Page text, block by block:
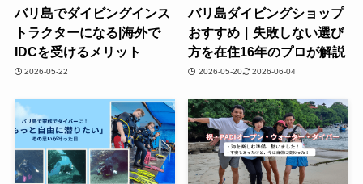
バリ島でダイビングインス
トラクターになる|海外で
IDCを受けるメリット
2026-05-22
バリ島ダイビングショップ
おすすめ｜失敗しない選び
方を在住16年のプロが解説
2026-05-20 2026-06-04